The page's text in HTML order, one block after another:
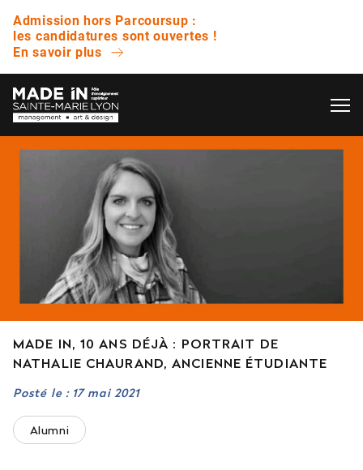
Admission hors Parcoursup :
les candidatures sont ouvertes !
En savoir plus
VIE ÉTUDIANTE
ENTREPRISE
NOS RÉSULTATS
MADE IN, 10 ANS DÉJÀ : PORTRAIT DE
NATHALIE CHAURAND, ANCIENNE ÉTUDIANTE
Posté le : 17 mai 2021
Alumni
QUESTIONS FRÉQUENTES
Avez-vous des journées portes ouvertes ?
Quelle est la différence entre un bachelor et
une licence ?
Est-ce que vous proposez des bourses ?
Est-il possible d’intégrer l’école en 2e ou 3e
Quelles sont les poursuites d’études ?